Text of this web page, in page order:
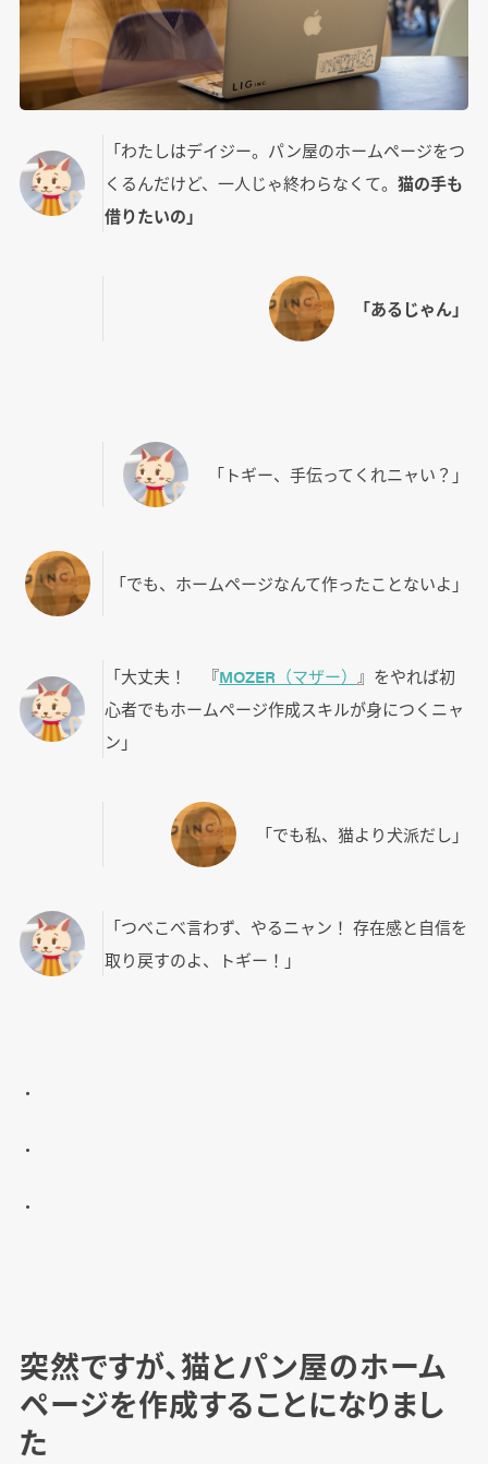
「わたしはデイジー。パン屋のホームページをつ
くるんだけど、一人じゃ終わらなくて。 猫の手も
借りたいの」
「あるじゃん」
「トギー、手伝ってくれニャい？」
「でも、ホームページなんて作ったことないよ」
「大丈夫！ 『MOZER（マザー）
』をやれば初
心者でもホームページ作成スキルが身につくニャ
ン」
「でも私、猫より犬派だし」
「つべこべ言わず、やるニャン！ 存在感と自信を
取り戻すのよ、トギー！」
・
・
・
突然ですが、猫とパン屋のホーム
ページを作成することになりまし
た